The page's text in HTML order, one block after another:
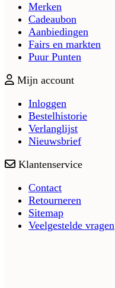
Merken
Cadeaubon
Aanbiedingen
Fairs en markten
Puur Punten
Mijn account
Inloggen
Bestelhistorie
Verlanglijst
Nieuwsbrief
Klantenservice
Contact
Retourneren
Sitemap
Veelgestelde vragen